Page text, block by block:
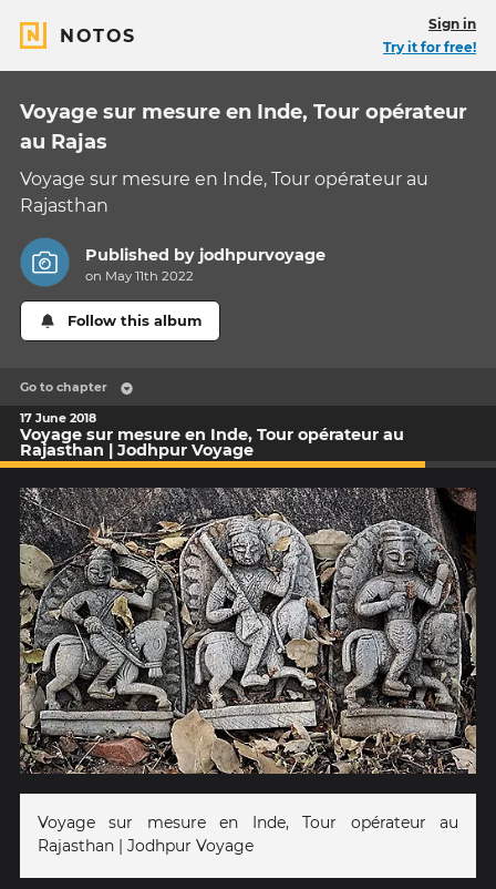
NOTOS
Sign in
Try it for free!
Voyage sur mesure en Inde, Tour opérateur
au Rajas
Voyage sur mesure en Inde, Tour opérateur au
Rajasthan
Published by jodhpurvoyage
on May 11th 2022
Follow this album
Go to chapter
17 June 2018
Voyage sur mesure en Inde, Tour opérateur au
Rajasthan | Jodhpur Voyage
Voyage sur mesure en Inde, Tour opérateur au
Rajasthan | Jodhpur Voyage